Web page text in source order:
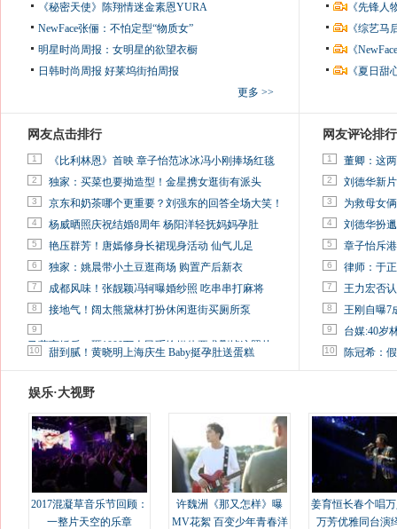
《秘密天使》陈翔情迷金素恩YURA
NewFace张俪：不怕定型“物质女”
明星时尚周报：女明星的欲望衣橱
日韩时尚周报 好莱坞街拍周报
更多 >>
《先锋
《综艺
《
《夏日
网友点击排行
1 《比利林恩》首映 章子怡范冰冰冯小刚捧场红毯
2 独家：买菜也要拗造型！金星携女逛街有派头
3 京东和奶茶哪个更重要？刘强东的回答全场大笑！
4 杨威晒照庆祝结婚8周年 杨阳洋轻抚妈妈孕肚
5 艳压群芳！唐嫣修身长裙现身活动 仙气儿足
6 独家：姚晨带小土豆逛商场 购置产后新衣
7 成都风味！张靓颖冯轲曝婚纱照 吃串串打麻将
8 接地气！阔太熊黛林打扮休闲逛街买厕所泵
9
马蓉离婚后，砸1000万人民币给媒体要求删掉这照片
10 甜到腻！黄晓明上海庆生 Baby挺孕肚送蛋糕
网友评论排行
1 董卿：这
2 刘德华新
3 为救母女
4 刘德华扮
5 章子怡斥
6 律师：于
7 王力宏否
8 王刚自曝7
9 台媒:40岁
10 陈冠希：
娱乐·大视野
2017混凝草音乐节回顾：
一整片天空的乐章
许魏洲《那又怎样》曝
MV花絮 百变少年青春洋
姜育恒长春个唱
万芳优雅同台演